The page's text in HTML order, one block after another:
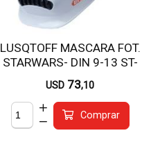
LUSQTOFF MASCARA FOT.
STARWARS- DIN 9-13 ST-
STAR
USD 73,10
Comprar